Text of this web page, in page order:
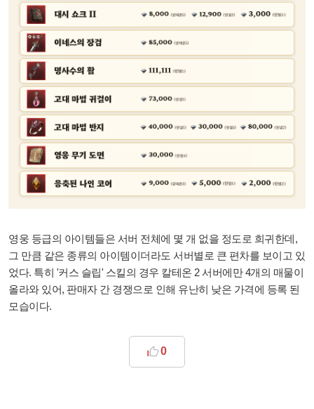
영웅 등급의 아이템들은 서버 전체에 몇 개 없을 정도로 희귀한데,
그 만큼 같은 종류의 아이템이더라도 서버별로 큰 편차를 보이고 있
었다. 특히 '커스 슬립' 스킬의 경우 칼테온 2 서버에만 4개의 매물이
올라와 있어, 판매자 간 경쟁으로 인해 유난히 낮은 가격에 등록 된
모습이다.
0